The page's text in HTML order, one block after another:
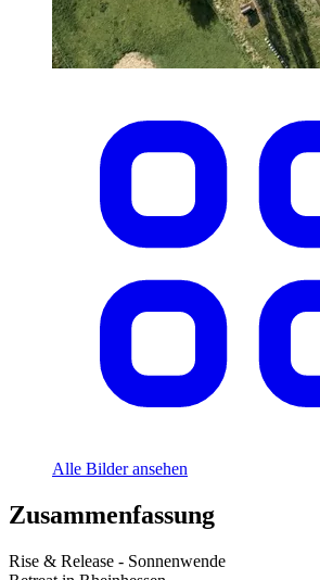
Alle Bilder ansehen
Zusammenfassung
Rise & Release - Sonnenwende